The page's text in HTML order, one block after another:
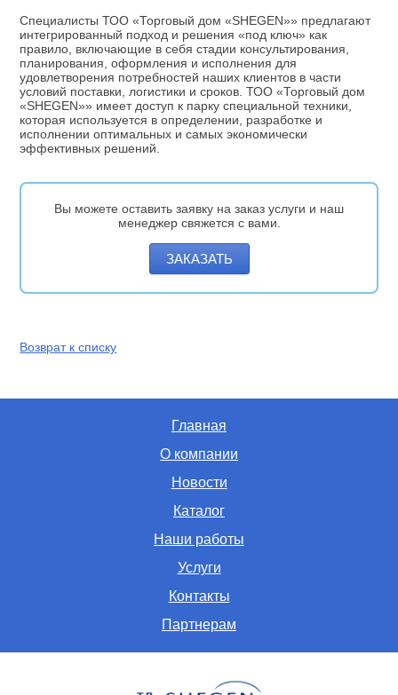
Специалисты ТОО «Торговый дом «SHEGEN»» предлагают
интегрированный подход и решения «под ключ» как
правило, включающие в себя стадии консультирования,
планирования, оформления и исполнения для
удовлетворения потребностей наших клиентов в части
условий поставки, логистики и сроков. ТОО «Торговый дом
«SHEGEN»» имеет доступ к парку специальной техники,
которая используется в определении, разработке и
исполнении оптимальных и самых экономически
эффективных решений.
Вы можете оставить заявку на заказ услуги и наш
менеджер свяжется с вами.
ЗАКАЗАТЬ
Возврат к списку
Главная
О компании
Новости
Каталог
Наши работы
Услуги
Контакты
Партнерам